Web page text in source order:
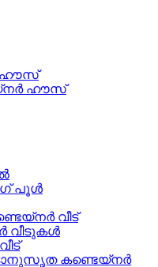
ഹൗസ്
ഹൗസ്
പൂൾ
വീട്
വീടുകൾ
കണ്ടെയ്‌നർ